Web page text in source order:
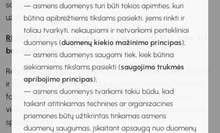
— asmens duomenys turi būti tokios apimties, kuri
būtina apibrėžtiems tikslams pasiekti, jiems rinkti ir
toliau tvarkyti, nekaupiami ir netvarkomi pertekliniai
duomenys (duomenų kiekio mažinimo principas);
— asmens duomenys saugomi tiek, kiek būtina
siekiamiems tikslams pasiekti (saugojimo trukmės
apribojimo principas);
— asmens duomenys tvarkomi tokiu būdu, kad
taikant atitinkamas technines ar organizacines
priemones būtų užtikrintas tinkamas asmens
duomenų saugumas, įskaitant apsaugą nuo duomenų
sąlygas, kita svarbi informacija bus atsiųsta
užsiregistravusiems dalyviams.
REGISTRACIJA į mokymus vyks iki vasario 17 d. arba kol
bus laisvų vietų.
Registruodamiesi į mokymus patvirtinate, kad susipažinote
ir sutinkate su organizavimo sąlygomis: mokymų metu bus
fotografuojama, nuotraukos bus naudojamos mokymų
viešinimui socialiniuose tinkluose, internetinėse svetainėse,
spaudoje ir kt.